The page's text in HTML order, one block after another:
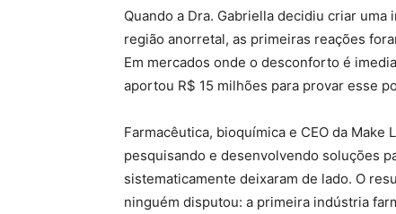
Quando a Dra. Gabriella decidiu criar
região anorretal, as primeiras reações
Em mercados onde o desconforto é
aportou R$ 15 milhões para provar esse
Farmacêutica, bioquímica e CEO da Make
pesquisando e desenvolvendo soluções
sistematicamente deixaram de lado. O
ninguém disputou: a primeira indústria